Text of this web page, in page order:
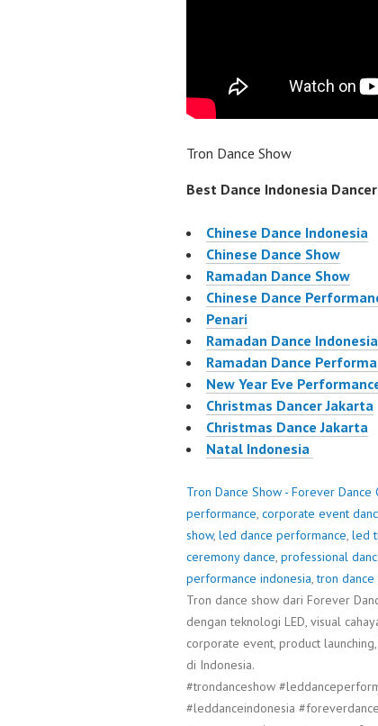
Tron Dance Show
Best Dance Indonesia
Chinese Dance Indonesia
Chinese Dance Show
Ramadan Dance Show
Chinese Dance
Penari
Ramadan Dance Indonesia
Ramadan Dance
New Year Eve
Christmas Dancer Jakarta
Christmas Dance Jakarta
Natal Indonesia
Tron Dance Show - Forever Dance
performance corporate event
show, led dance performance led
ceremony dance professional
performance indonesia ,tron dance
Tron dance show dari Forever
dengan teknologi LED, visual
corporate event, product
di Indonesia.
#trondanceshow
#leddanceindonesia